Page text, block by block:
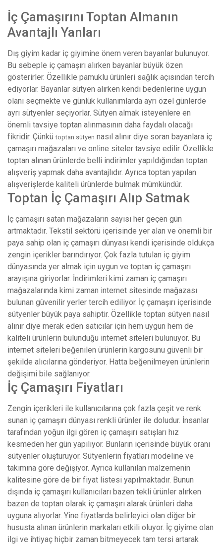
İç Çamaşırını Toptan Almanın
Avantajlı Yanları
Dış giyim kadar iç giyimine önem veren bayanlar bulunuyor.
Bu sebeple iç çamaşırı alırken bayanlar büyük özen
gösterirler. Özellikle pamuklu ürünleri sağlık açısından tercih
ediyorlar. Bayanlar sütyen alırken kendi bedenlerine uygun
olanı seçmekte ve günlük kullanımlarda ayrı özel günlerde
ayrı sütyenler seçiyorlar. Sütyen almak isteyenlere en
önemli tavsiye toptan alınmasının daha faydalı olacağı
fikridir. Çünkütoptan sütyen nasıl alınır diye soran bayanlara iç
çamaşırı mağazaları ve online siteler tavsiye edilir. Özellikle
toptan alınan ürünlerde belli indirimler yapıldığından toptan
alışveriş yapmak daha avantajlıdır. Ayrıca toptan yapılan
alışverişlerde kaliteli ürünlerde bulmak mümkündür.
Toptan İç Çamaşırı Alıp Satmak
İç çamaşırı satan mağazaların sayısı her geçen gün
artmaktadır. Tekstil sektörü içerisinde yer alan ve önemli bir
paya sahip olan iç çamaşırı dünyası kendi içerisinde oldukça
zengin içerikler barındırıyor. Çok fazla tutulan iç giyim
dünyasında yer almak için uygun ve toptan iç çamaşırı
arayışına giriyorlar. İndirimleri kimi zaman iç çamaşırı
mağazalarında kimi zaman internet sitesinde mağazası
bulunan güvenilir yerler tercih ediliyor. İç çamaşırı içerisinde
sütyenler büyük paya sahiptir. Özellikle toptan sütyen nasıl
alınır diye merak eden satıcılar için hem uygun hem de
kaliteli ürünlerin bulunduğu internet siteleri bulunuyor. Bu
internet siteleri beğenilen ürünlerin kargosunu güvenli bir
şekilde alıcılarına gönderiyor. Hatta beğenilmeyen ürünlerin
değişimi bile sağlanıyor.
İç Çamaşırı Fiyatları
Zengin içerikleri ile kullanıcılarına çok fazla çeşit ve renk
sunan iç çamaşırı dünyası renkli ürünler ile doludur. İnsanlar
tarafından yoğun ilgi gören iç çamaşırı satışları hız
kesmeden her gün yapılıyor. Bunların içerisinde büyük oranı
sütyenler oluşturuyor. Sütyenlerin fiyatları modeline ve
takımına göre değişiyor. Ayrıca kullanılan malzemenin
kalitesine göre de bir fiyat listesi yapılmaktadır. Bunun
dışında iç çamaşırı kullanıcıları bazen tekli ürünler alırken
bazen de toptan olarak iç çamaşırı alarak ürünleri daha
uyguna alıyorlar. Yine fiyatlarda belirleyici olan diğer bir
hususta alınan ürünlerin markaları etkili oluyor. İç giyime olan
ilgi ve ihtiyaç hiçbir zaman bitmeyecek tam tersi artarak